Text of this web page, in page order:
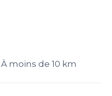
À moins de 10 km